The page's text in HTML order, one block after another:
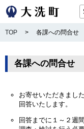
TOP > 各課への問合せ
各課への問合せ
お寄せいただきまし
回答いたします。
回答までに１～２週